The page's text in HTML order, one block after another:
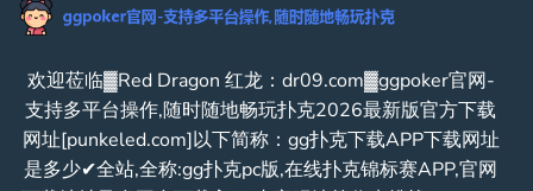
欢迎莅临▓Red Dragon 红龙：dr09.com▓ggpoker官网-
支持多平台操作,随时随地畅玩扑克2026最新版官方下载
网址[punkeled.com]以下简称：gg扑克下载APP下载网址
是多少✔全站,全称:gg扑克pc版,在线扑克锦标赛APP,官网